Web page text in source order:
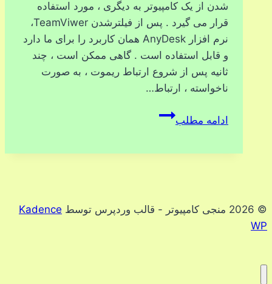
شدن از یک کامپیوتر به دیگری ، مورد استفاده
قرار می گیرد . پس از فیلترشدن TeamViwer،
نرم افزار AnyDesk همان کاربرد را برای ما دارد
و قابل استفاده است . گاهی ممکن است ، چند
ثانیه پس از شروع ارتباط ریموت ، به صورت
ناخواسته ، ارتباط…
ادامه مطلبقطع
© 2026 منجی کامپیوتر - قالب وردپرس توسط
Kadence
WP